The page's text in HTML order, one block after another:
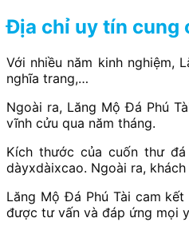
Địa chỉ uy tín cung
Với nhiều năm kinh nghiệm,
nghĩa trang,…
Ngoài ra, Lăng Mộ Đá Phú
vĩnh cửu qua năm tháng.
Kích thước của cuốn thư
dàyxdàixcao. Ngoài ra,
Lăng Mộ Đá Phú Tài cam
được tư vấn và đáp ứng mọi